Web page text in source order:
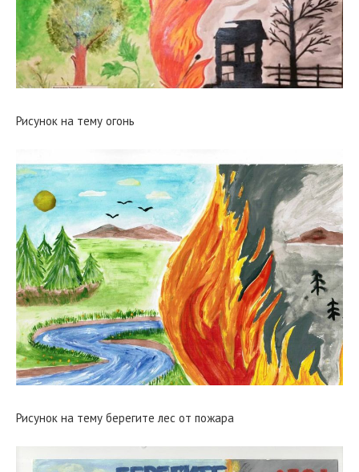
Рисунок на тему огонь
Рисунок на тему берегите лес от пожара